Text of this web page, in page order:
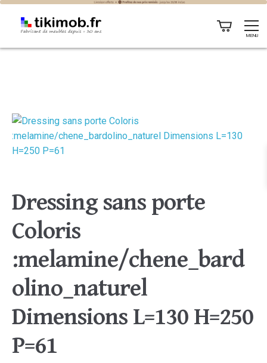
MENU
Dressing sans porte
Coloris
:melamine/chene_bard
olino_naturel
Dimensions L=130 H=250
P=61